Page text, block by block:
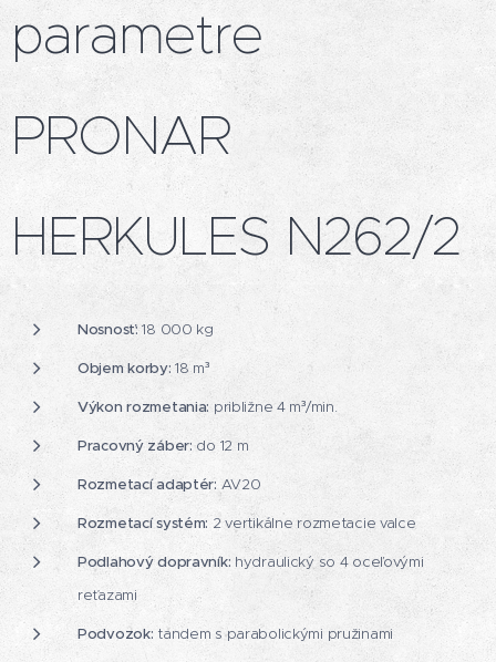
parametre
PRONAR
HERKULES N262/2
Nosnosť: 18 000 kg
Objem korby: 18 m³
Výkon rozmetania: približne 4 m³/min.
Pracovný záber:do 12 m
Rozmetací adaptér: AV20
Rozmetací systém: 2 vertikálne rozmetacie valce
Podlahový dopravník: hydraulický so 4 oceľovými
reťazami
Podvozok: tandem s parabolickými pružinami